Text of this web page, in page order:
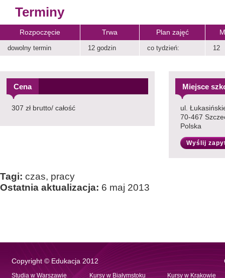
Terminy
Rozpoczęcie Trwa Plan zajęć
dowolny termin 12 godzin co tydzień: 12
Cena
307 zł brutto/ całość
Miejsce
ul.
70-467
Polska
Wyślij
Tagi: czas, pracy
Ostatnia aktualizacja: 6 maj 2013
Copyright © Edukacja 2012
Studia w Warszawie Kursy w Białymstoku Kursy w Krakowie